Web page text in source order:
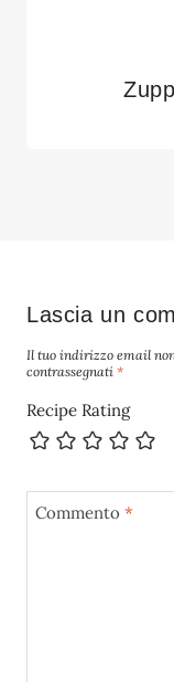
Lascia un
Il tuo indirizzo email
contrassegnati *
Recipe Rating
Commento *